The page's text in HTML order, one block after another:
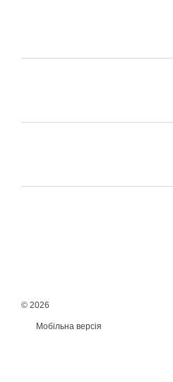
© 2026
Мобільна версія